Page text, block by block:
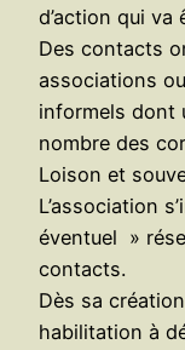
d’action qui va
Des contacts
associations
informels dont
nombre des
Loison et
L’association
éventuel »
contacts.
Dès sa
habilitation à